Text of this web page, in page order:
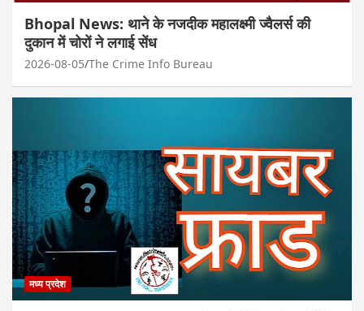
Bhopal News: थाने के नजदीक महालक्ष्मी ज्वैलर्स की
दुकान में चोरों ने लगाई सेंध
2026-08-05 The Crime Info Bureau
मध्य प्रदेश